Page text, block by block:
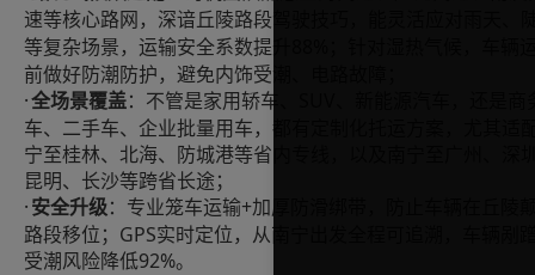
速等核心路网，深谙丘陵路段驾驶技巧，能灵活应对雨天、
等复杂场景，运输安全系数提升
前做好防潮防护，避免内饰受潮、电路故障；
·全场景覆盖：不管是家用轿车、
车、二手车、企业批量用车，都有定制化托运方案，尤其适
宁至桂林、北海、防城港等省内专线，以及南宁至广州、深
昆明、长沙等跨省长途；
· 安全升级：专业笼车运输+加厚防滑绑带，防止车辆在丘陵
路段移位；GPS实时定位，从南宁出发全程可追溯，车辆剐
受潮风险降低92%。